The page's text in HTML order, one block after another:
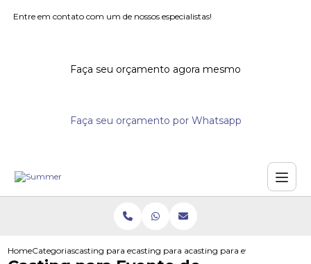
Entre em contato com um de nossos especialistas!
Faça seu orçamento agora mesmo
Faça seu orçamento por Whatsapp
HomeCategoriascasting para eventoscasting para acoes promocionais
casting para evento de